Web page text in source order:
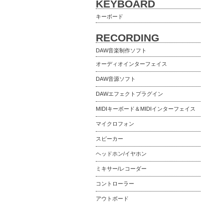
KEYBOARD
キーボード
RECORDING
DAW音楽制作ソフト
オーディオインターフェイス
DAW音源ソフト
DAWエフェクトプラグイン
MIDIキーボード＆MIDIインターフェイス
マイクロフォン
スピーカー
ヘッドホン/イヤホン
ミキサー/レコーダー
コントローラー
アウトボード